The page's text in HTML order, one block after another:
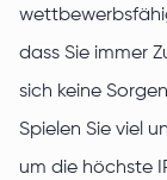
dass Sie immer
sich keine
Spielen Sie viel
um die höchste